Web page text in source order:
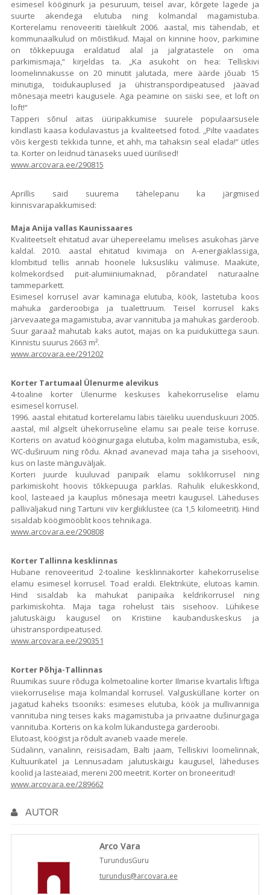
esimesel kööginurk ja pesuruum, teisel avar, kõrgete lagede ja
suurte akendega elutuba ning kolmandal magamistuba.
Korterelamu renoveeriti täielikult 2006. aastal, mis tähendab, et
kommunaalkulud on mõistlikud. Majal on kinnine hoov, parkimine
on tõkkepuuga eraldatud alal ja jalgratastele on oma
parkimismaja,“ kirjeldas ta. „Ka asukoht on hea: Telliskivi
loomelinnakusse on 20 minutit jalutada, mere äärde jõuab 15
minutiga, toidukauplused ja ühistranspordipeatused jäävad
mõnesaja meetri kaugusele. Aga peamine on siiski see, et loft on
loft!“
Tapperi sõnul aitas üüripakkumise suurele populaarsusele
kindlasti kaasa kodulavastus ja kvaliteetsed fotod. „Pilte vaadates
võis kergesti tekkida tunne, et ahh, ma tahaksin seal elada!“ ütles
ta. Korter on leidnud tänaseks uued üürilised!
www.arcovara.ee/290815
Aprillis said suurema tähelepanu ka järgmised
kinnisvarapakkumised:
Maja Anija vallas Kaunissaares
Kvaliteetselt ehitatud avar ühepereelamu imelises asukohas järve
kaldal. 2010. aastal ehitatud kivimaja on A-energiaklassiga,
klombitud tellis annab hoonele luksusliku välimuse. Maaküte,
kolmekordsed puit-alumiiniumaknad, põrandatel naturaalne
tammeparkett.
Esimesel korrusel avar kaminaga elutuba, köök, lastetuba koos
mahuka garderoobiga ja tualettruum. Teisel korrusel kaks
järvevaatega magamistuba, avar vannituba ja mahukas garderoob.
Suur garaaž mahutab kaks autot, majas on ka puiduküttega saun.
Kinnistu suurus 2663 m².
www.arcovara.ee/291202
Korter Tartumaal Ülenurme alevikus
4-toaline korter Ülenurme keskuses kahekorruselise elamu
esimesel korrusel.
1996. aastal ehitatud korterelamu läbis täieliku uuenduskuuri 2005.
aastal, mil algselt ühekorruseline elamu sai peale teise korruse.
Korteris on avatud kööginurgaga elutuba, kolm magamistuba, esik,
WC-duširuum ning rõdu. Aknad avanevad maja taha ja sisehoovi,
kus on laste mänguväljak.
Korteri juurde kuuluvad panipaik elamu soklikorrusel ning
parkimiskoht hoovis tõkkepuuga parklas. Rahulik elukeskkond,
kool, lasteaed ja kauplus mõnesaja meetri kaugusel. Läheduses
palliväljakud ning Tartuni viiv kergliiklustee (ca 1,5 kilomeetrit). Hind
sisaldab köögimööblit koos tehnikaga.
www.arcovara.ee/290808
Korter Tallinna kesklinnas
Hubane renoveeritud 2-toaline kesklinnakorter kahekorruselise
elamu esimesel korrusel. Toad eraldi. Elektriküte, elutoas kamin.
Hind sisaldab ka mahukat panipaika keldrikorrusel ning
parkimiskohta. Maja taga rohelust täis sisehoov. Lühikese
jalutuskäigu kaugusel on Kristiine kaubanduskeskus ja
ühistranspordipeatused.
www.arcovara.ee/290351
Korter Põhja-Tallinnas
Ruumikas suure rõduga kolmetoaline korter Ilmarise kvartalis liftiga
viiekorruselise maja kolmandal korrusel. Valgusküllane korter on
jagatud kaheks tsooniks: esimeses elutuba, köök ja mullivanniga
vannituba ning teises kaks magamistuba ja privaatne dušinurgaga
vannituba. Korteris on ka kolm lükandustega garderoobi.
Elutoast, köögist ja rõdult avaneb vaade merele.
Südalinn, vanalinn, reisisadam, Balti jaam, Telliskivi loomelinnak,
Kultuurikatel ja Lennusadam jalutuskäigu kaugusel, läheduses
koolid ja lasteaiad, mereni 200 meetrit. Korter on broneeritud!
www.arcovara.ee/289662
AUTOR
Arco Vara
TurundusGuru
turundus@arcovara.ee